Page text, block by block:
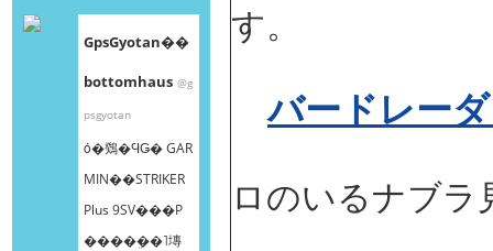
GpsGyotan��
bottomhaus @g
psgyotan
ȯ�䳫�ϤǤ� GAR
MIN��STRIKER
Plus 9SV���Ρ
����ܸ��˥塼
す。
バードレー
ロのいるナブ